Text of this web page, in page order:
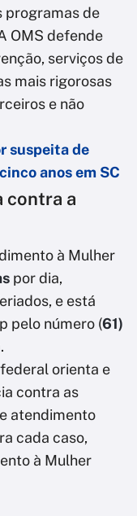
programas de
OMS defende
serviços de
mais rigorosas
e não
suspeita de
anos em SC
contra a
à Mulher
por dia,
e está
pelo número (61)
orienta e
contra as
atendimento
cada caso,
à Mulher